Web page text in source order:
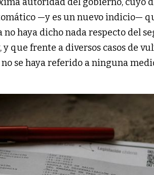
—y es un nuevo indicio—
haya dicho nada respecto del
que frente a diversos casos de
se haya referido a ninguna